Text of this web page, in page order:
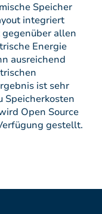
Speicher
integriert
allen
Energie
ausreichend
ist sehr
Speicherkosten
Open Source
gestellt.